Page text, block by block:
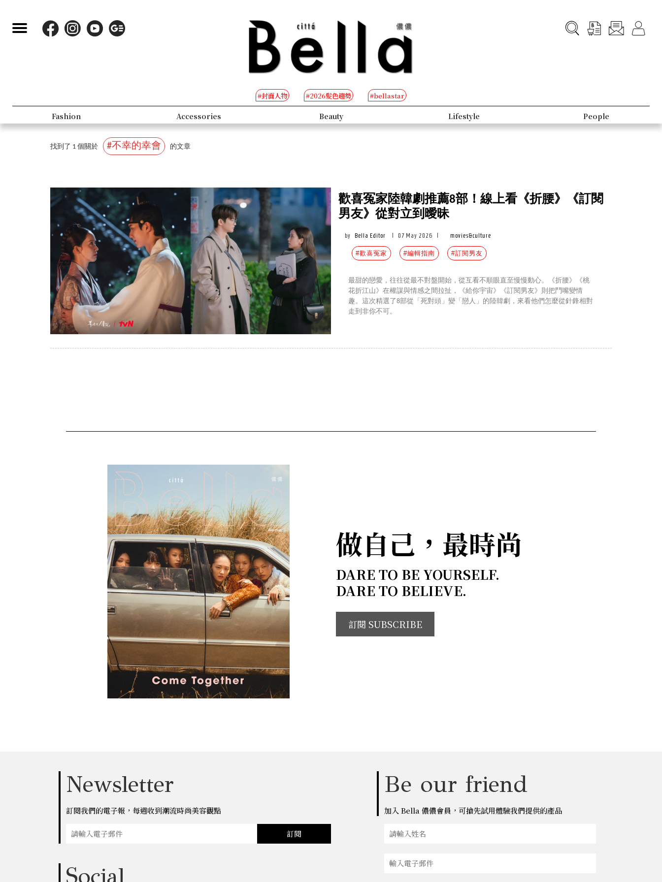
#封面人物 #2026髮色趨勢 #bellastar
Fashion Accessories Beauty Lifestyle People
找到了 1 個關於 #不幸的幸會 的文章
歡喜冤家陸韓劇推薦8部！線上看《折腰》《訂閱
男友》從對立到曖昧
by Bella Editor 07 May 2026 movies&culture
#歡喜冤家 #編輯指南 #訂閱男友
最甜的戀愛，往往從最不對盤開始，從互看不順眼直至慢慢動心。《折腰》《桃
花折江山》在權謀與情感之間拉扯，《給你宇宙》《訂閱男友》則把鬥嘴變情
趣。這次精選了8部從「死對頭」變「戀人」的陸韓劇，來看他們怎麼從針鋒相對
走到非你不可。
做自己，最時尚
DARE TO BE YOURSELF.
DARE TO BELIEVE.
訂閱 SUBSCRIBE
Newsletter
訂閱我們的電子報，每週收到潮流時尚美容觀點
訂閱
Social
Be our friend
加入 Bella 儂儂會員，可搶先試用體驗我們提供的產品